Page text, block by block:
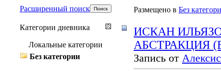
Размещено в Без
ИСКАН
АБСТРАКЦИЯ
Запись от Алексис
Расширенный поиск
Категории дневника
Локальные категории
Без категории